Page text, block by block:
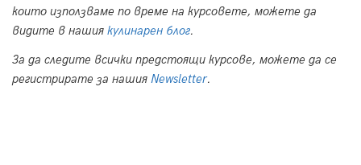
които използваме по време на курсовете, можете да
видите в нашия кулинарен блог.
За да следите всички предстоящи курсове, можете да се
регистрирате за нашия Newsletter.